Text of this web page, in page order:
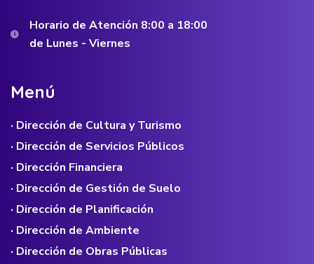
Horario de Atención 8:00 a 18:00
de Lunes - Viernes
Menú
· Dirección de Cultura y Turismo
· Dirección de Servicios Públicos
· Dirección Financiera
· Dirección de Gestión de Suelo
· Dirección de Planificación
· Dirección de Ambiente
· Dirección de Obras Públicas